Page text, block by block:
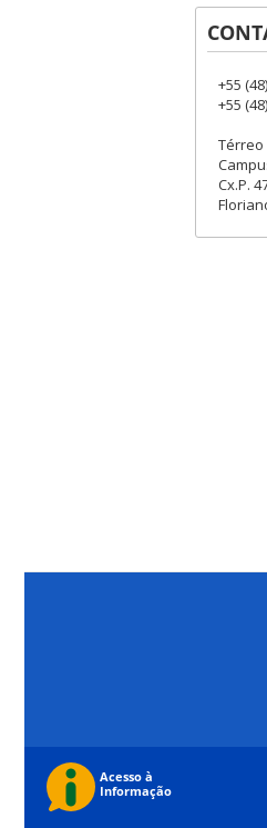
+55
+55
Térreo
Cx.P.